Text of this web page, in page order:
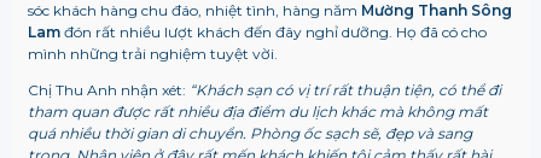
sóc khách hàng chu đáo, nhiệt tình, hàng năm Mường Thanh Sông
Lamđón rất nhiều lượt khách đến đây nghỉ dưỡng. Họ đã có cho
mình những trải nghiệm tuyệt vời.
Chị Thu Anh nhận xét: “Khách sạn có vị trí rất thuận tiện, có thể đi
tham quan được rất nhiều địa điểm du lịch khác mà không mất
quá nhiều thời gian di chuyển. Phòng ốc sạch sẽ, đẹp và sang